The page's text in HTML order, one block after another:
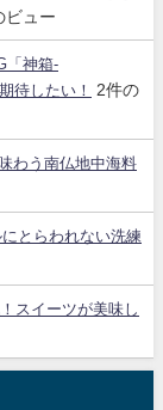
ビュー
「神箱-
待したい！
2件の
わう南仏地中海料
とらわれない洗練
スイーツが美味し